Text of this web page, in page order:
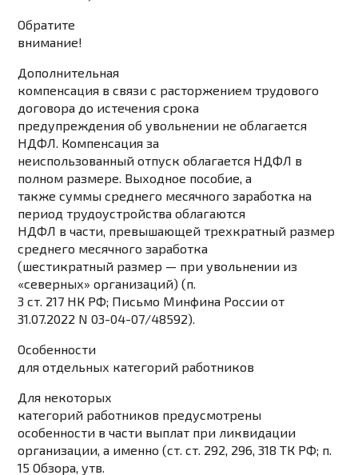
Обратите
внимание!
Дополнительная
компенсация в связи с расторжением трудового
договора до истечения срока
предупреждения об увольнении не облагается
НДФЛ. Компенсация за
неиспользованный отпуск облагается НДФЛ в
полном размере. Выходное пособие, а
также суммы среднего месячного заработка на
период трудоустройства облагаются
НДФЛ в части, превышающей трехкратный размер
среднего месячного заработка
(шестикратный размер — при увольнении из
«северных» организаций) (п.
3 ст. 217 НК РФ; Письмо Минфина России от
31.07.2022 N 03-04-07/48592).
Особенности
для отдельных категорий работников
Для некоторых
категорий работников предусмотрены
особенности в части выплат при ликвидации
организации, а именно (ст. ст. 292, 296, 318 ТК РФ; п.
15 Обзора, утв.